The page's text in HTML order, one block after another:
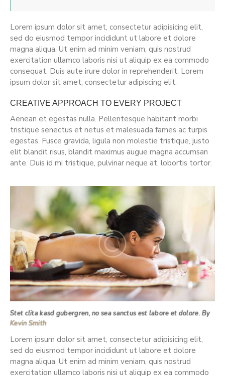
Lorem ipsum dolor sit amet, consectetur adipisicing elit,
sed do eiusmod tempor incididunt ut labore et dolore
magna aliqua. Ut enim ad minim veniam, quis nostrud
exercitation ullamco laboris nisi ut aliquip ex ea commodo
consequat. Duis aute irure dolor in reprehenderit. Lorem
ipsum dolor sit amet, consectetur adipiscing elit.
CREATIVE APPROACH TO EVERY PROJECT
Aenean et egestas nulla. Pellentesque habitant morbi
tristique senectus et netus et malesuada fames ac turpis
egestas. Fusce gravida, ligula non molestie tristique, justo
elit blandit risus, blandit maximus augue magna accumsan
ante. Duis id mi tristique, pulvinar neque at, lobortis tortor.
Stet clita kasd gubergren, no sea sanctus est labore et dolore. By
Kevin Smith
Lorem ipsum dolor sit amet, consectetur adipisicing elit,
sed do eiusmod tempor incididunt ut labore et dolore
magna aliqua. Ut enim ad minim veniam, quis nostrud
exercitation ullamco laboris nisi ut aliquip ex ea commodo